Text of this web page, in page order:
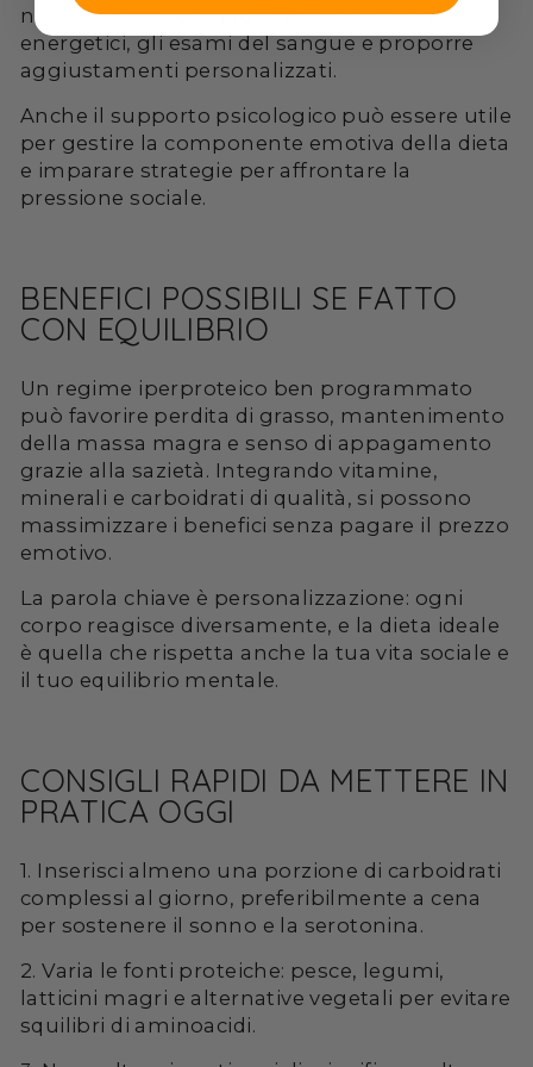
nutrizionista può valutare i tuoi bisogni
energetici, gli esami del sangue e proporre
aggiustamenti personalizzati.
Anche il supporto psicologico può essere utile
per gestire la componente emotiva della dieta
e imparare strategie per affrontare la
pressione sociale.
BENEFICI POSSIBILI SE FATTO
CON EQUILIBRIO
Un regime iperproteico ben programmato
può favorire perdita di grasso, mantenimento
della massa magra e senso di appagamento
grazie alla sazietà. Integrando vitamine,
minerali e carboidrati di qualità, si possono
massimizzare i benefici senza pagare il prezzo
emotivo.
La parola chiave è personalizzazione: ogni
corpo reagisce diversamente, e la dieta ideale
è quella che rispetta anche la tua vita sociale e
il tuo equilibrio mentale.
CONSIGLI RAPIDI DA METTERE IN
PRATICA OGGI
1. Inserisci almeno una porzione di carboidrati
complessi al giorno, preferibilmente a cena
per sostenere il sonno e la serotonina.
2. Varia le fonti proteiche: pesce, legumi,
latticini magri e alternative vegetali per evitare
squilibri di aminoacidi.